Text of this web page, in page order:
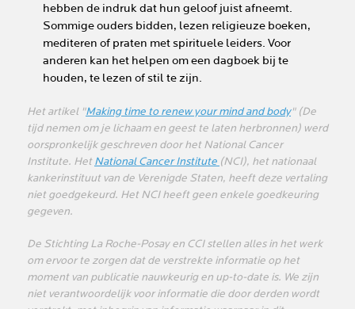
hebben de indruk dat hun geloof juist afneemt.
Sommige ouders bidden, lezen religieuze boeken,
mediteren of praten met spirituele leiders. Voor
anderen kan het helpen om een dagboek bij te
houden, te lezen of stil te zijn.
Het artikel "Making time to renew your mind and body" (De
tijd nemen om je lichaam en geest te laten herbronnen) werd
oorspronkelijk geschreven door het National Cancer
Institute. HetNational Cancer Institute (NCI), het nationaal
kankerinstituut van de Verenigde Staten, heeft deze vertaling
niet goedgekeurd. Het NCI heeft geen enkele goedkeuring
gegeven.
De Stichting La Roche-Posay en CCI stellen alles in het werk
om ervoor te zorgen dat de verstrekte informatie op het
moment van publicatie nauwkeurig en up-to-date is. We zijn
niet verantwoordelijk voor informatie die door derden wordt